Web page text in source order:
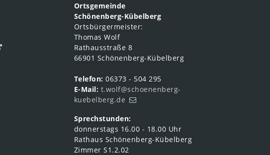
Ortsgemeinde
Schönenberg-Kübelberg
Ortsbürgermeister:
Thomas Wolf
Rathausstraße 8
66901 Schönenberg-Kübelberg
Telefon: 06373 - 504 295
E-Mail: t.wolf@schoenenberg-
kuebelberg.de
Sprechstunden:
donnerstags 16.00 - 18.00 Uhr
Rathaus Schönenberg-Kübelberg
Zimmer S1.2.02